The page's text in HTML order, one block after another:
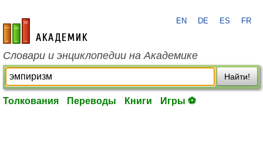
academic.ru
EN DE ES FR
Словари и энциклопедии на Академике
Найти!
Толкования Переводы Книги Игры ⚽